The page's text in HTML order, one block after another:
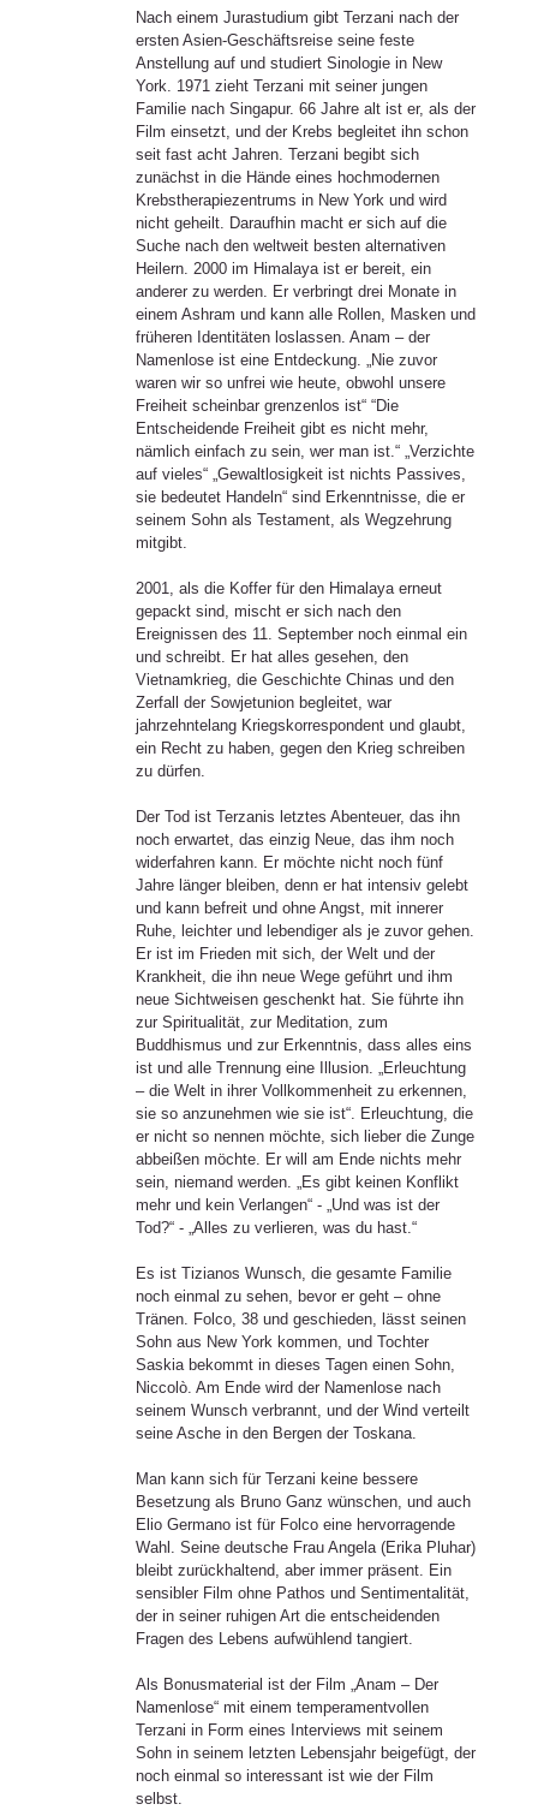
Nach einem Jurastudium gibt Terzani nach der
ersten Asien-Geschäftsreise seine feste
Anstellung auf und studiert Sinologie in New
York. 1971 zieht Terzani mit seiner jungen
Familie nach Singapur. 66 Jahre alt ist er, als der
Film einsetzt, und der Krebs begleitet ihn schon
seit fast acht Jahren. Terzani begibt sich
zunächst in die Hände eines hochmodernen
Krebstherapiezentrums in New York und wird
nicht geheilt. Daraufhin macht er sich auf die
Suche nach den weltweit besten alternativen
Heilern. 2000 im Himalaya ist er bereit, ein
anderer zu werden. Er verbringt drei Monate in
einem Ashram und kann alle Rollen, Masken und
früheren Identitäten loslassen. Anam – der
Namenlose ist eine Entdeckung. „Nie zuvor
waren wir so unfrei wie heute, obwohl unsere
Freiheit scheinbar grenzenlos ist“ “Die
Entscheidende Freiheit gibt es nicht mehr,
nämlich einfach zu sein, wer man ist.“ „Verzichte
auf vieles“ „Gewaltlosigkeit ist nichts Passives,
sie bedeutet Handeln“ sind Erkenntnisse, die er
seinem Sohn als Testament, als Wegzehrung
mitgibt.
2001, als die Koffer für den Himalaya erneut
gepackt sind, mischt er sich nach den
Ereignissen des 11. September noch einmal ein
und schreibt. Er hat alles gesehen, den
Vietnamkrieg, die Geschichte Chinas und den
Zerfall der Sowjetunion begleitet, war
jahrzehntelang Kriegskorrespondent und glaubt,
ein Recht zu haben, gegen den Krieg schreiben
zu dürfen.
Der Tod ist Terzanis letztes Abenteuer, das ihn
noch erwartet, das einzig Neue, das ihm noch
widerfahren kann. Er möchte nicht noch fünf
Jahre länger bleiben, denn er hat intensiv gelebt
und kann befreit und ohne Angst, mit innerer
Ruhe, leichter und lebendiger als je zuvor gehen.
Er ist im Frieden mit sich, der Welt und der
Krankheit, die ihn neue Wege geführt und ihm
neue Sichtweisen geschenkt hat. Sie führte ihn
zur Spiritualität, zur Meditation, zum
Buddhismus und zur Erkenntnis, dass alles eins
ist und alle Trennung eine Illusion. „Erleuchtung
– die Welt in ihrer Vollkommenheit zu erkennen,
sie so anzunehmen wie sie ist“. Erleuchtung, die
er nicht so nennen möchte, sich lieber die Zunge
abbeißen möchte. Er will am Ende nichts mehr
sein, niemand werden. „Es gibt keinen Konflikt
mehr und kein Verlangen“ - „Und was ist der
Tod?“ - „Alles zu verlieren, was du hast.“
Es ist Tizianos Wunsch, die gesamte Familie
noch einmal zu sehen, bevor er geht – ohne
Tränen. Folco, 38 und geschieden, lässt seinen
Sohn aus New York kommen, und Tochter
Saskia bekommt in dieses Tagen einen Sohn,
Niccolò. Am Ende wird der Namenlose nach
seinem Wunsch verbrannt, und der Wind verteilt
seine Asche in den Bergen der Toskana.
Man kann sich für Terzani keine bessere
Besetzung als Bruno Ganz wünschen, und auch
Elio Germano ist für Folco eine hervorragende
Wahl. Seine deutsche Frau Angela (Erika Pluhar)
bleibt zurückhaltend, aber immer präsent. Ein
sensibler Film ohne Pathos und Sentimentalität,
der in seiner ruhigen Art die entscheidenden
Fragen des Lebens aufwühlend tangiert.
Als Bonusmaterial ist der Film „Anam – Der
Namenlose“ mit einem temperamentvollen
Terzani in Form eines Interviews mit seinem
Sohn in seinem letzten Lebensjahr beigefügt, der
noch einmal so interessant ist wie der Film
selbst.